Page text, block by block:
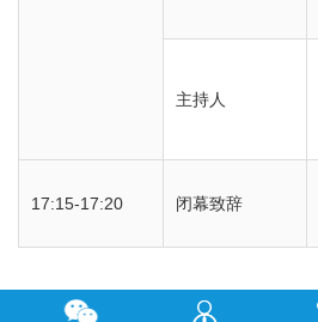
主持人
17:15-17:20 闭幕致辞